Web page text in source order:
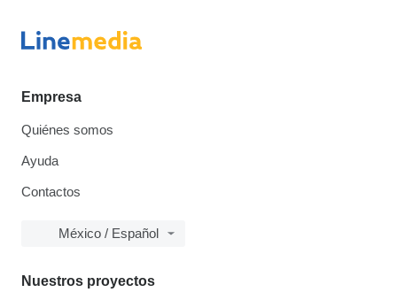
Empresa
Quiénes somos
Ayuda
Contactos
México / Español
Nuestros proyectos